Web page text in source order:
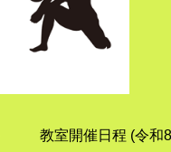
教室開催日程 (令和